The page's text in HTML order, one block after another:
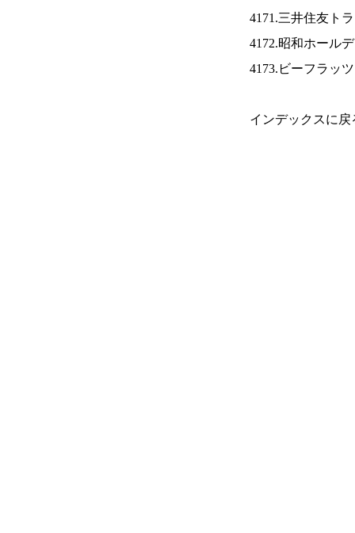
4171.三井住友ト
4172.昭和ホール
4173.ビーフラッ
インデックスに戻